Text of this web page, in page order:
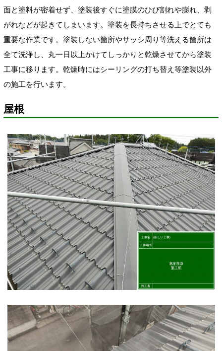
面と塗料が密着せず、塗装後すぐに塗膜のひび割れや膨れ、剥
がれなどが起きてしまいます。塗装を長持ちさせる上でとても
重要な作業です。塗装しない箇所やサッシ周り等洗える箇所は
全て洗浄し、丸一日以上かけてしっかりと乾燥させてから塗装
工事に移ります。乾燥時にはシーリングの打ち替え等塗装以外
の施工を行います。
屋根